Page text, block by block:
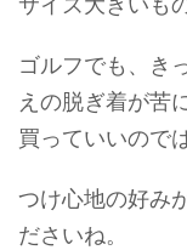
ゴルフでも、き
えの脱ぎ着が苦
買っていいので
つけ心地の好み
ださいね。